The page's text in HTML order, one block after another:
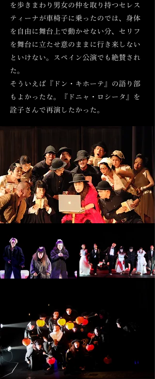
を歩きまわり男女の仲を取り持つセレス
ティーナが車椅子に乗ったのでは、身体
を自由に舞台上で動かせない分、セリフ
を舞台に立たせ意のままに行き来しない
といけない。スペイン公演でも絶賛され
た。
そういえば『ドン・キホーテ』の語り部
もよかったな。『ドニャ・ロシータ』を
詮子さんで再演したかった。